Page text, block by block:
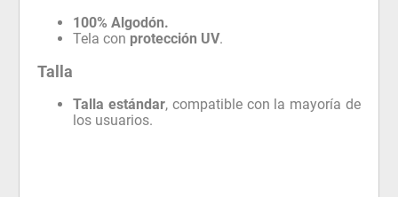
100% Algodón.
Tela con protección UV.
Talla
Talla estándar, compatible con la mayoría de
los usuarios.